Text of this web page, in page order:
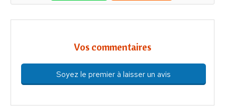
Vos commentaires
Soyez le premier à laisser un avis